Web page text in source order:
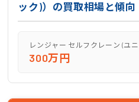
ック)）の買取相場と傾向
レンジャー セルフクレーン (ユ
300万円